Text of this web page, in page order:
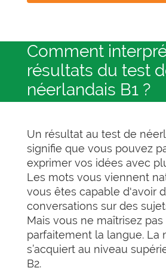
Comment
résultats du test
néerlandais B1 ?
Un résultat au test de
signifie que vous pouvez
exprimer vos idées avec
Les mots vous viennent
vous êtes capable d'avoir
conversations sur des
Mais vous ne maîtrisez
parfaitement la langue. La
s’acquiert au niveau
B2.